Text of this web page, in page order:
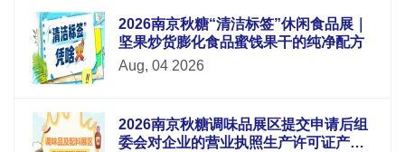
2026南京秋糖“清洁标签”休闲食品展｜
坚果炒货膨化食品蜜饯果干的纯净配方
Aug, 04 2026
2026南京秋糖调味品展区提交申请后组
委会对企业的营业执照生产许可证产品